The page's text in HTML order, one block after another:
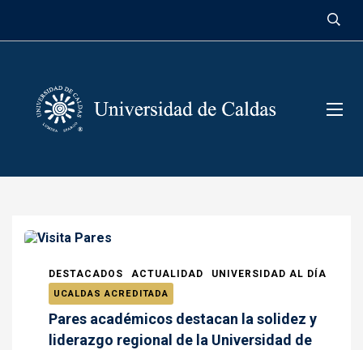
DESTACADOS ACTUALIDAD UNIVERSIDAD AL DÍA
UCALDAS ACREDITADA
Pares académicos destacan la solidez y
liderazgo regional de la Universidad de